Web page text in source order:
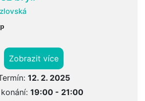
Zobrazit více
12. 2. 2025
19:00 - 21:00